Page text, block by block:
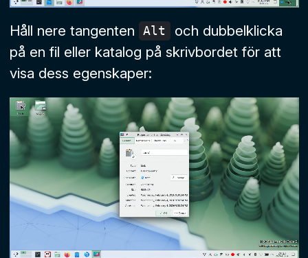
Håll nere tangenten Alt
och dubbelklicka
på en fil eller katalog på skrivbordet för att
visa dess egenskaper: